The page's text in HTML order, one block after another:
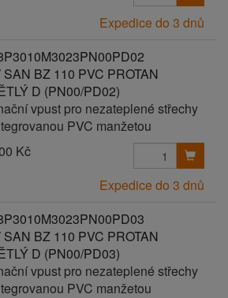
Expedice do 3 dnů
SAN BZ 110 PVC PROTAN
D (PN00/PD02)
vpust pro nezateplené střechy
PVC manžetou
Kč
Expedice do 3 dnů
SAN BZ 110 PVC PROTAN
D (PN00/PD03)
vpust pro nezateplené střechy
PVC manžetou